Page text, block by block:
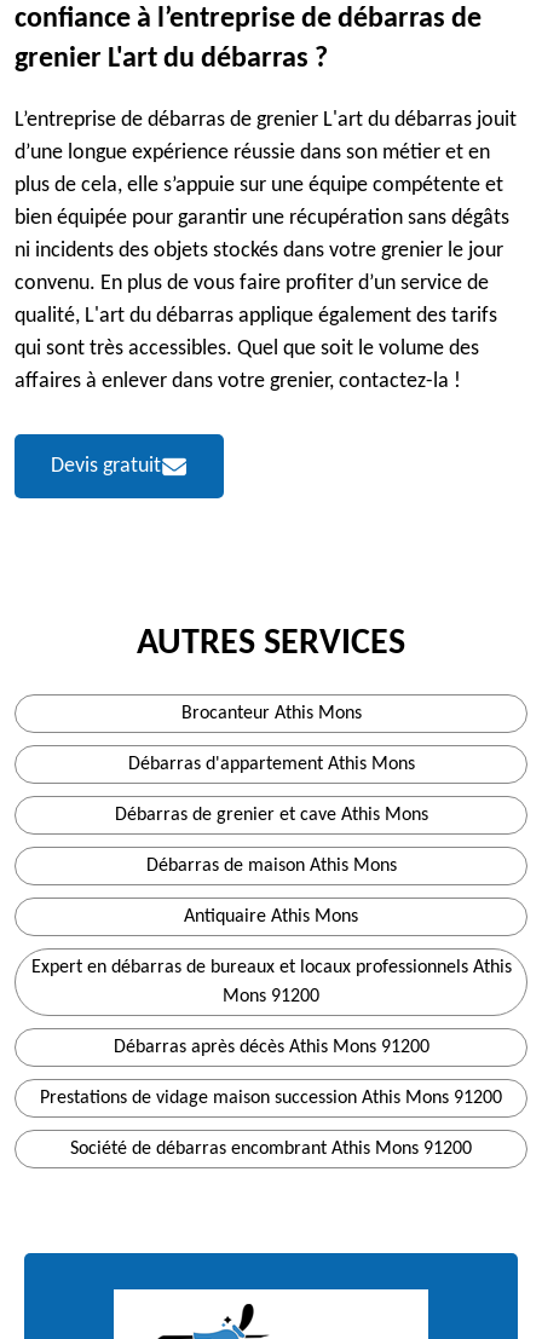
confiance à l’entreprise de débarras de
grenier L'art du débarras ?
L’entreprise de débarras de grenier L'art du débarras jouit
d’une longue expérience réussie dans son métier et en
plus de cela, elle s’appuie sur une équipe compétente et
bien équipée pour garantir une récupération sans dégâts
ni incidents des objets stockés dans votre grenier le jour
convenu. En plus de vous faire profiter d’un service de
qualité, L'art du débarras applique également des tarifs
qui sont très accessibles. Quel que soit le volume des
affaires à enlever dans votre grenier, contactez-la !
Devis gratuit
AUTRES SERVICES
Brocanteur Athis Mons
Débarras d'appartement Athis Mons
Débarras de grenier et cave Athis Mons
Débarras de maison Athis Mons
Antiquaire Athis Mons
Expert en débarras de bureaux et locaux professionnels Athis
Mons 91200
Débarras après décès Athis Mons 91200
Prestations de vidage maison succession Athis Mons 91200
Société de débarras encombrant Athis Mons 91200